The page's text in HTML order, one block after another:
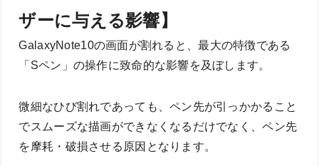
ザーに与える影響】
GalaxyNote10の画面が割れると、最大の特徴である
「Sペン」の操作に致命的な影響を及ぼします。
微細なひび割れであっても、ペン先が引っかかること
でスムーズな描画ができなくなるだけでなく、ペン先
を摩耗・破損させる原因となります。